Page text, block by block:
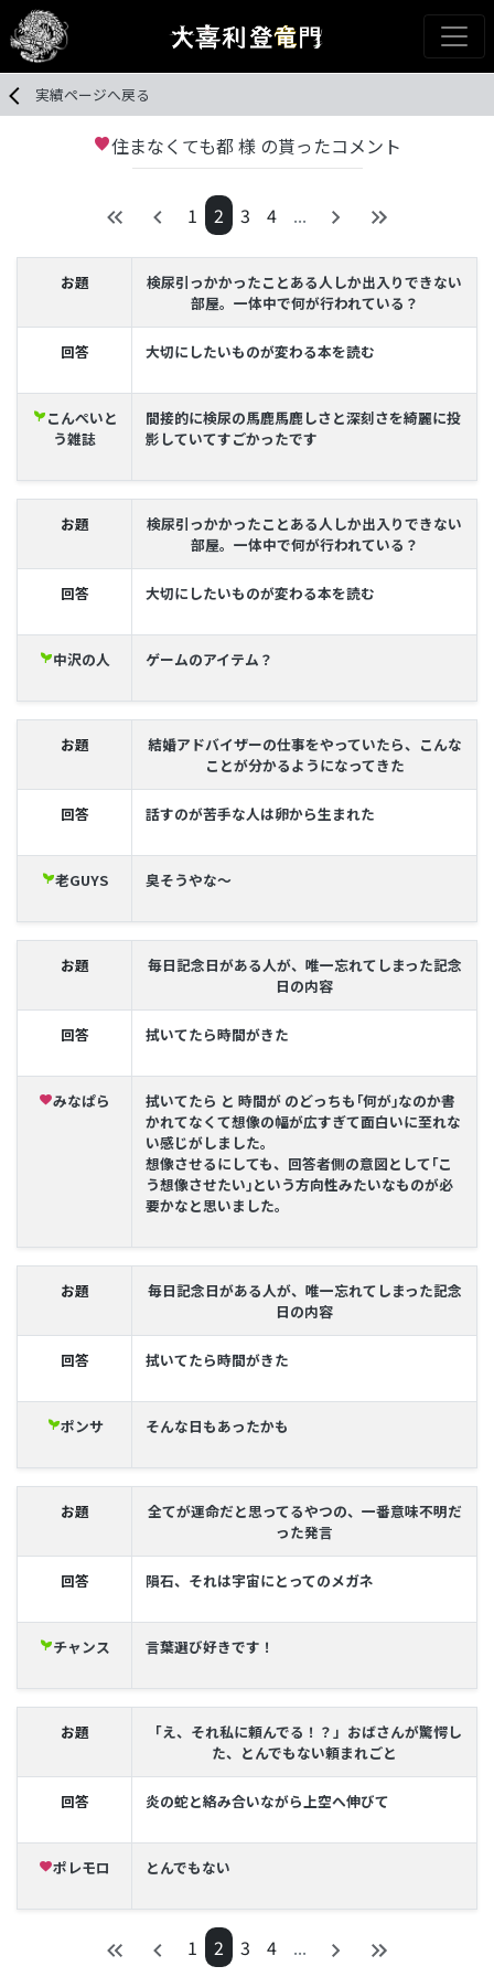
実績ページへ戻る
favorite住まなくても都 様 の貰ったコメント
1 2 3 4 ...
お題
検尿引っかかったことある人しか出入りできない
部屋。一体中で何が行われている？
回答 大切にしたいものが変わる本を読む
psychiatry こんぺいと
う雑誌
間接的に検尿の馬鹿馬鹿しさと深刻さを綺麗に投
影していてすごかったです
お題
検尿引っかかったことある人しか出入りできない
部屋。一体中で何が行われている？
回答 大切にしたいものが変わる本を読む
psychiatry中沢の人 ゲームのアイテム？
お題
結婚アドバイザーの仕事をやっていたら、こんな
ことが分かるようになってきた
回答 話すのが苦手な人は卵から生まれた
psychiatry老GUYS 臭そうやな〜
お題
毎日記念日がある人が、唯一忘れてしまった記念
日の内容
回答 拭いてたら時間がきた
favoriteみなぱら
拭いてたら と 時間が のどっちも｢何が｣なのか書
かれてなくて想像の幅が広すぎて面白いに至れな
い感じがしました。
想像させるにしても、回答者側の意図として｢こ
う想像させたい｣という方向性みたいなものが必
要かなと思いました。
お題
毎日記念日がある人が、唯一忘れてしまった記念
日の内容
回答 拭いてたら時間がきた
psychiatryポンサ そんな日もあったかも
お題
全てが運命だと思ってるやつの、一番意味不明だ
った発言
回答 隕石、それは宇宙にとってのメガネ
psychiatryチャンス 言葉選び好きです！
お題
「え、それ私に頼んでる！？」おばさんが驚愕し
た、とんでもない頼まれごと
回答 炎の蛇と絡み合いながら上空へ伸びて
favoriteポレモロ とんでもない
1 2 3 4 ...